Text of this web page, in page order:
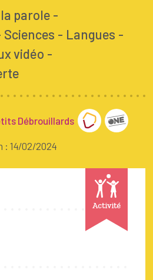
Libre
parole
Sciences
Langues
vidéo
Débrouillards
: 14/02/2024
Activité